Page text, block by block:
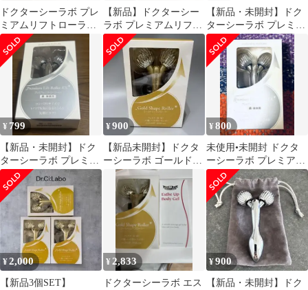
ドクターシーラボ プレ
ミアムリフトローラー
EX&スポットケアソニ
ック おまけ付き
【新品】ドクターシー
ラボ プレミアムリフト
ローラーEX 顔・身体
用
【新品・未開封】ドク
ターシーラボ プレミア
ムリフトローラーEX
¥ 799
【新品・未開封】ドク
ターシーラボ プレミア
ムリフトローラーEX
¥900
【新品未開封】ドクタ
ーシーラボ ゴールドシ
ェイプローラー
No.1698
¥800
未使用•未開封 ドクタ
ーシーラボ プレミアム
リフトローラーEX
¥2,000
【新品3個SET】
¥2,833
ドクターシーラボ エス
¥900
【新品・未開封】ドク